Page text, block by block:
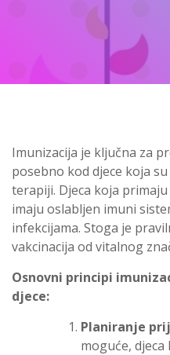
Imunizacija je ključna za
posebno kod djece koja
terapiji. Djeca koja
imaju oslabljen imuni
infekcijama. Stoga je
vakcinacija od vitalnog
Osnovni principi
djece:
Planiranje
moguće,